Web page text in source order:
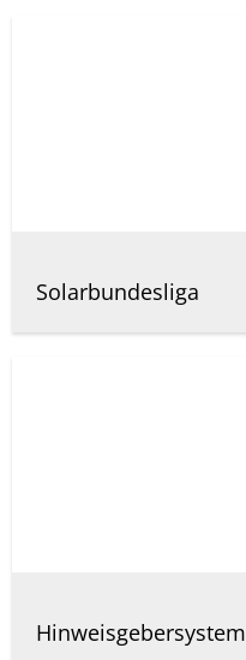
Solarbundesliga
Hinweisgebersystem